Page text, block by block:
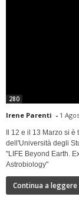
280
Irene Parenti - 1
Il 12 e il 13 Marzo si
dell'Università degli
"LIFE Beyond Earth.
Astrobiology"
Continua a leggere